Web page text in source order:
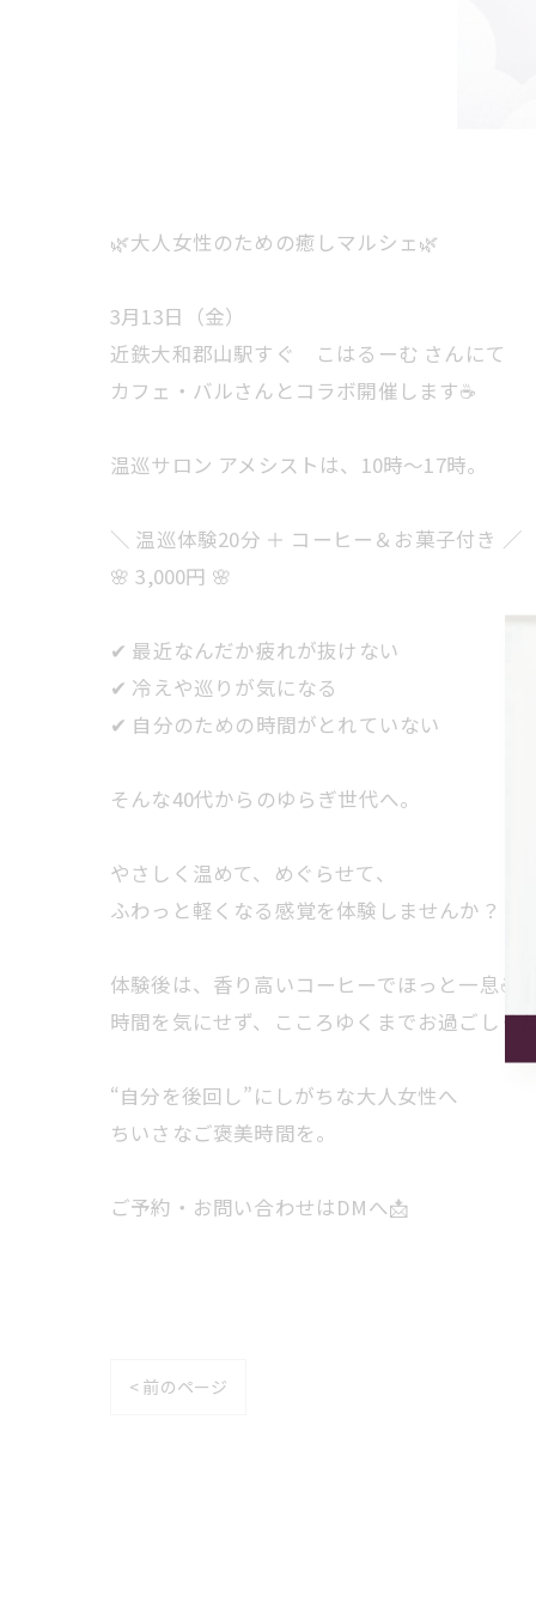
🌿大人女性のための癒しマルシェ🌿
3月13日（金）
近鉄大和郡山駅すぐ こはるーむ さんにて
カフェ・バルさんとコラボ開催します☕️
温巡サロン アメシストは、10時〜17時。
＼ 温巡体験20分 ＋ コーヒー＆お菓子付き ／
🌸 3,000円 🌸
✔ 最近なんだか疲れが抜けない
✔ 冷えや巡りが気になる
✔ 自分のための時間がとれていない
そんな40代からのゆらぎ世代へ。
やさしく温めて、めぐらせて、
ふわっと軽くなる感覚を体験しませんか？
体験後は、香り高いコーヒーでほっと一息☕️
時間を気にせず、こころゆくまでお過ごしく
“自分を後回し”にしがちな大人女性へ
ちいさなご褒美時間を。
ご予約・お問い合わせはDMへ📩
< 前のページ